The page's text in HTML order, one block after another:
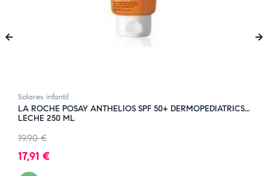
Solares infantil
LA ROCHE POSAY ANTHELIOS SPF 50+ DERMOPEDIATRICS
LECHE 250 ML
Precio
regular
19,90 €
Precio
17,91 €